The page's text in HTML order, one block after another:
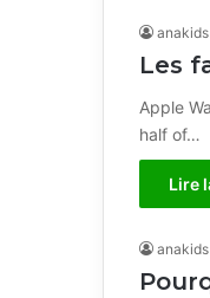
anakids
Les
Apple
half of…
Lire
anakids